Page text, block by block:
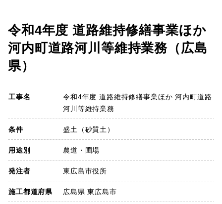
よくあるご質問
SDGs
会社概要
お知らせ
プライバシーポリシー
令和4年度 道路維持修繕事業ほか
河内町道路河川等維持業務（広島
県）
工事名
令和4年度 道路維持修繕事業ほか 河内町道路
河川等維持業務
条件 盛土（砂質土）
用途別 農道・圃場
発注者 東広島市役所
施工都道府県 広島県 東広島市